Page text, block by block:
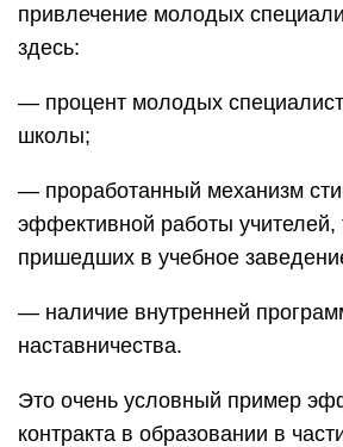
привлечение молодых
здесь:
— процент молодых
школы;
— проработанный механизм
эффективной работы учителей,
пришедших в учебное
— наличие внутренней
наставничества.
Это очень условный пример
контракта в образовании в